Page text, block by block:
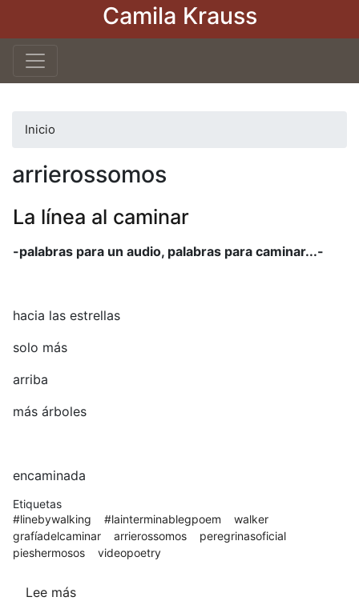
Pasar
Camila Krauss
Inicio
arrierossomos
La línea al caminar
-palabras para un audio, palabras para caminar...-
hacia las estrellas
solo más
arriba
más árboles
encaminada
Etiquetas
#linebywalking
#lainterminablegpoem
walker
grafíadelcaminar
arrierossomos
peregrinasoficial
pieshermosos
videopoetry
Lee más